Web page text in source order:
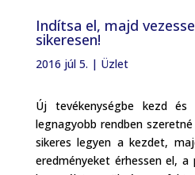
Indítsa el, majd
sikeresen!
2016 júl 5. | Üzlet
Új tevékenységbe kezd
legnagyobb rendben
sikeres legyen a kezdet,
eredményeket érhessen el,